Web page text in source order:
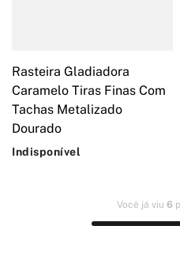
Rasteira Gladiadora
Caramelo Tiras Finas Com
Tachas Metalizado
Dourado
Indisponível
Você já viu 6